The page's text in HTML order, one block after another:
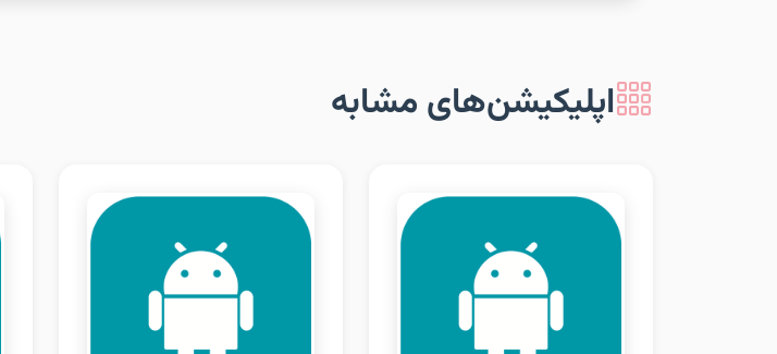
اپلیکیشن‌های مشابه